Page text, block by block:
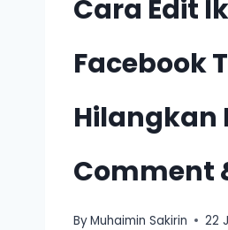
Cara Edit
Facebook
Hilangkan
Comment
ByMuhaimin Sakirin 22